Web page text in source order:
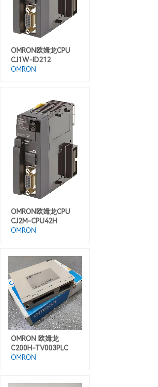
OMRON欧姆龙CPU
CJ1W-ID212
OMRON
​OMRON欧姆龙CPU
CJ2M-CPU42H
OMRON
OMRON 欧姆龙
C200H-TV003PLC
OMRON